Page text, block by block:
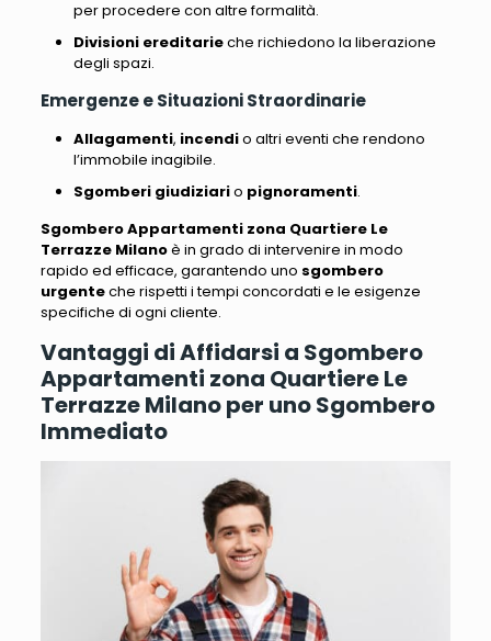
per procedere con altre formalità.
Divisioni ereditarieche richiedono la liberazione
degli spazi.
Emergenze e Situazioni Straordinarie
Allagamenti, incendio altri eventi che rendono
l’immobile inagibile.
Sgomberi giudiziario pignoramenti.
Sgombero Appartamenti zona Quartiere Le
Terrazze Milanoè in grado di intervenire in modo
rapido ed efficace, garantendo uno sgombero
urgenteche rispetti i tempi concordati e le esigenze
specifiche di ogni cliente.
Vantaggi di Affidarsi a Sgombero
Appartamenti zona Quartiere Le
Terrazze Milano per uno Sgombero
Immediato